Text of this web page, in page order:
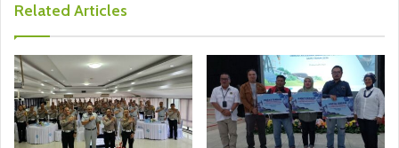
Related Articles